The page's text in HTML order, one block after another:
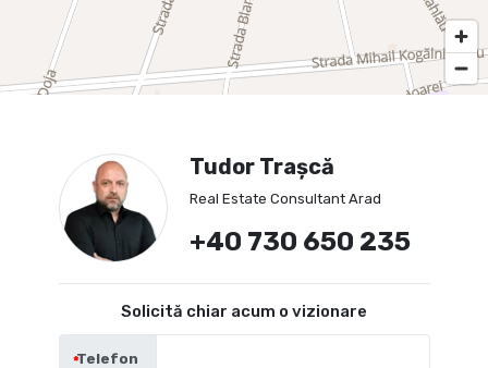
Tudor Trașcă
Real Estate Consultant Arad
+40 730 650 235
Solicită chiar acum o vizionare
Telefon